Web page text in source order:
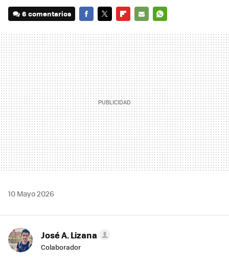
6 comentarios
MAIL
10 Mayo 2026
José A. Lizana
Colaborador